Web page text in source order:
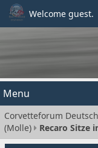
Welcome guest.
Menu
Corvetteforum
(Molle)
Recaro Sitze